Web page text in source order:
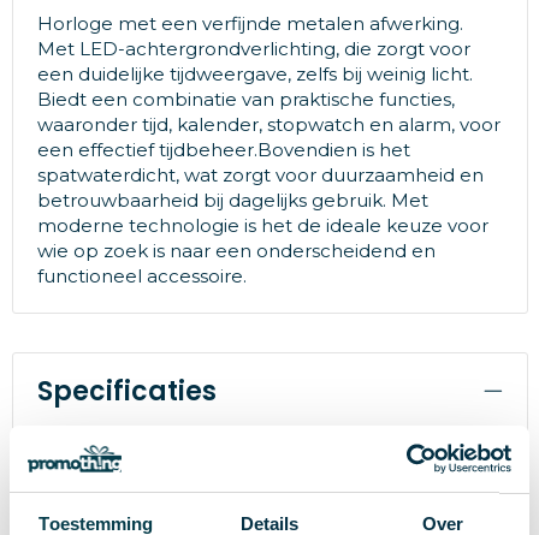
Toestemming Details Over
Horloge met een verfijnde metalen afwerking.
Met LED-achtergrondverlichting, die zorgt voor
een duidelijke tijdweergave, zelfs bij weinig licht.
Biedt een combinatie van praktische functies,
waaronder tijd, kalender, stopwatch en alarm, voor
een effectief tijdbeheer.Bovendien is het
spatwaterdicht, wat zorgt voor duurzaamheid en
betrouwbaarheid bij dagelijks gebruik. Met
moderne technologie is het de ideale keuze voor
wie op zoek is naar een onderscheidend en
functioneel accessoire.
Specificaties
Merk